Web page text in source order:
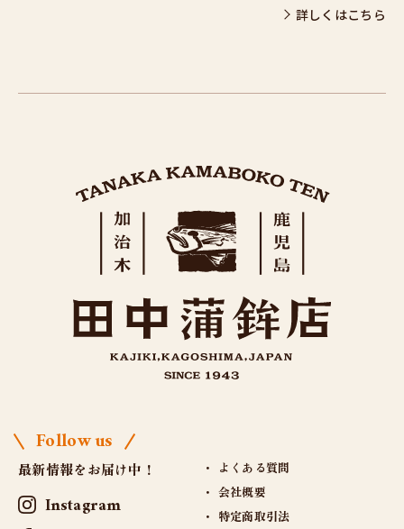
詳しくはこちら
Follow us
最新情報をお届け中！
Instagram
よくある質問
会社概要
特定商取引法